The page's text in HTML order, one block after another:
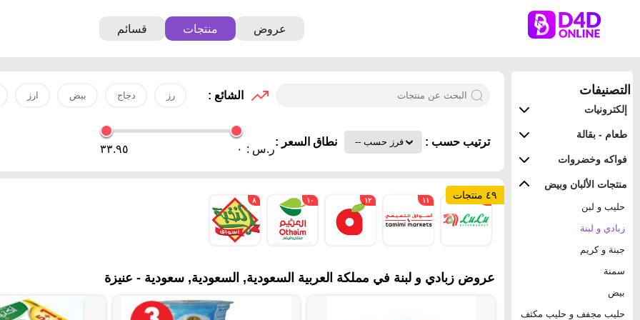
عروض منتجات قسائم
التصنيفات
إلكترونيات
طعام - بقالة
فواكه وخضروات
منتجات الألبان وبيض
حليب و لبن
زبادي و لبنة
جبنة و كريم
سمنة
بيض
حليب مجفف و حليب مكثف
الشائع : رز دجاج بيض ارز
ترتيب حسب : نطاق السعر :
ر.س : ٠ ٣٣.٩٥
٤٩ منتجات
٨ ١١ ١٢ ١٠ ٨
عروض زبادي و لبنة في مملكة العربية السعودية, السعودية, سعودية - عنيزة